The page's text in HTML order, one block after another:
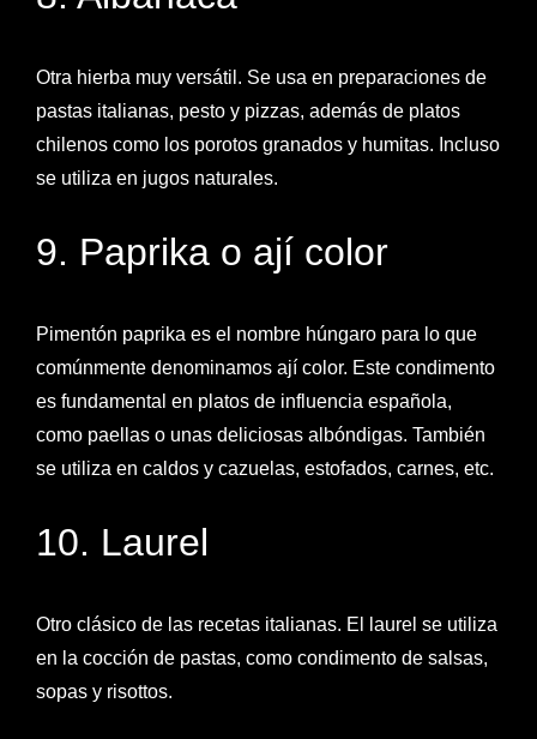
Otra hierba muy versátil. Se usa en preparaciones de
pastas italianas, pesto y pizzas, además de platos
chilenos como los porotos granados y humitas. Incluso
se utiliza en jugos naturales.
9. Paprika o ají color
Pimentón paprika es el nombre húngaro para lo que
comúnmente denominamos ají color. Este condimento
es fundamental en platos de influencia española,
como paellas o unas deliciosas albóndigas. También
se utiliza en caldos y cazuelas, estofados, carnes, etc.
10. Laurel
Otro clásico de las recetas italianas. El laurel se utiliza
en la cocción de pastas, como condimento de salsas,
sopas y risottos.